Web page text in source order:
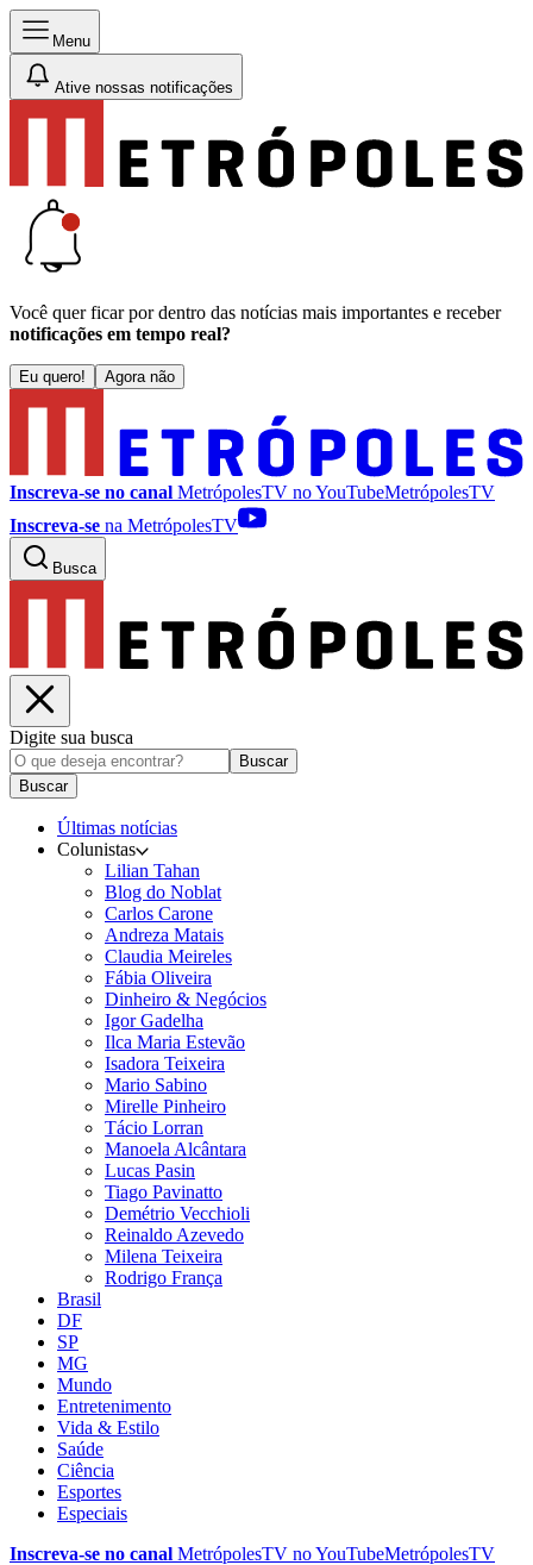
Menu
Ative nossas notificações
Você quer ficar por dentro das notícias mais importantes e receber
notificações em tempo real?
Eu quero! Agora não
Inscreva-se no canal MetrópolesTV noYouTubeMetrópolesTV
Inscreva-se na MetrópolesTV
Busca
Digite sua busca
Buscar
Buscar
Últimas notícias
Colunistas
Lilian Tahan
Blog do Noblat
Carlos Carone
Andreza Matais
Claudia Meireles
Fábia Oliveira
Dinheiro & Negócios
Igor Gadelha
Ilca Maria Estevão
Isadora Teixeira
Mario Sabino
Mirelle Pinheiro
Tácio Lorran
Manoela Alcântara
Lucas Pasin
Tiago Pavinatto
Demétrio Vecchioli
Reinaldo Azevedo
Milena Teixeira
Rodrigo França
Brasil
DF
SP
MG
Mundo
Entretenimento
Vida & Estilo
Saúde
Ciência
Esportes
Especiais
Inscreva-se no canal MetrópolesTV noYouTubeMetrópolesTV